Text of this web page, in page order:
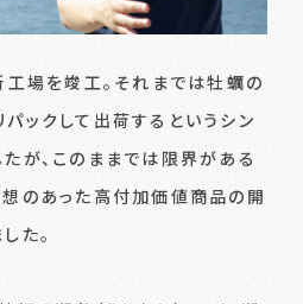
場を竣工。それまでは牡蠣の
ックして出荷するというシン
が、このままでは限界がある
のあった高付加価値商品の開
た。